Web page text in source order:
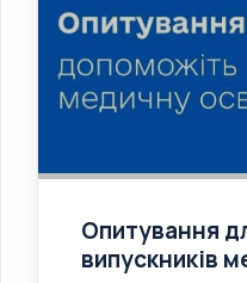
Опитування
випускників